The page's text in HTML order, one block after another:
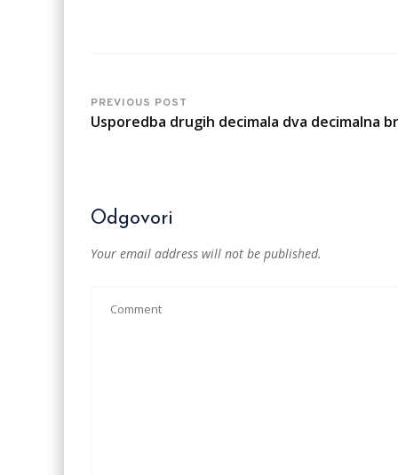
PREVIOUS POST
Usporedba drugih decimala dva decimalna
Odgovori
Your email address will not be published.